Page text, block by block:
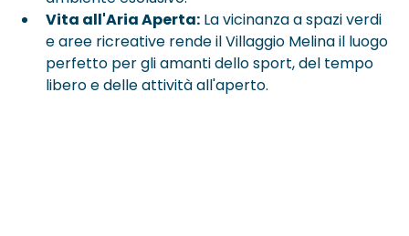
Vita all'Aria Aperta: La vicinanza a spazi verdi
e aree ricreative rende il Villaggio Melina il luogo
perfetto per gli amanti dello sport, del tempo
libero e delle attività all'aperto.